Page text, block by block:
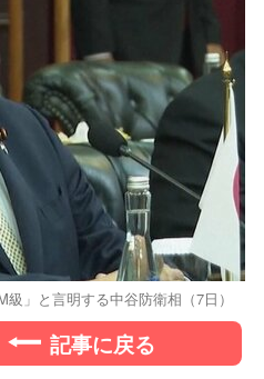
」と言明する中谷防衛相（7日）
記事に戻る